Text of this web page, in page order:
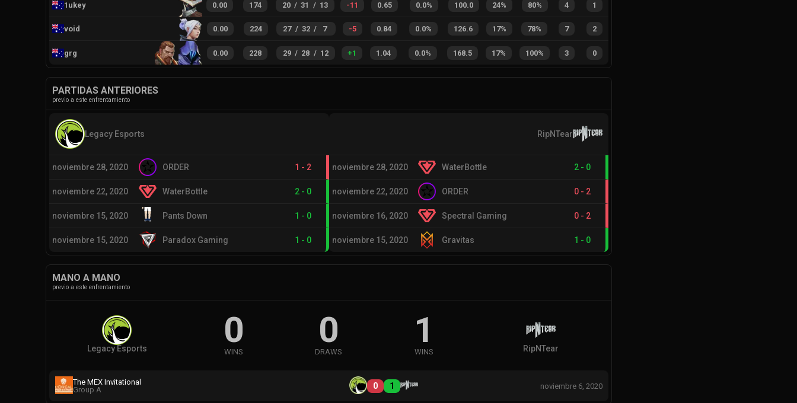
1ukey 0.00 174 20 / 31 / 13 -11 0.65 0.0% 100.0 24% 80% 4 1
void 0.00 224 27 / 32 / 7 -5 0.84 0.0% 126.6 17% 78% 7 2
grg 0.00 228 29 / 28 / 12 +1 1.04 0.0% 168.5 17% 100% 3 0
PARTIDAS ANTERIORES
previo a este enfrentamiento
Legacy Esports
noviembre 28, 2020 ORDER 1 - 2
noviembre 22, 2020 WaterBottle 2 - 0
noviembre 15, 2020 Pants Down 1 - 0
noviembre 15, 2020 Paradox Gaming 1 - 0
RipNTear
noviembre 28, 2020 WaterBottle 2 - 0
noviembre 22, 2020 ORDER 0 - 2
noviembre 16, 2020 Spectral Gaming 0 - 2
noviembre 15, 2020 Gravitas 1 - 0
MANO A MANO
previo a este enfrentamiento
Legacy Esports 0
WINS
0
DRAWS
1
WINS RipNTear
The MEX Invitational
Group A
0 1 noviembre 6, 2020